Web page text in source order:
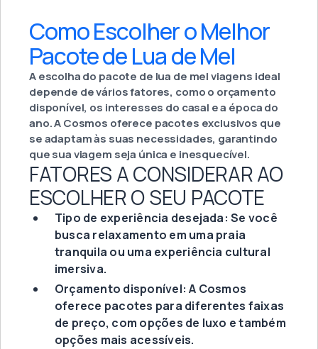
Como Escolher o Melhor
Pacote de Lua de Mel
A escolha do pacote de lua de mel viagens ideal
depende de vários fatores, como o orçamento
disponível, os interesses do casal e a época do
ano. A Cosmos oferece pacotes exclusivos que
se adaptam às suas necessidades, garantindo
que sua viagem seja única e inesquecível.
FATORES A CONSIDERAR AO
ESCOLHER O SEU PACOTE
Tipo de experiência desejada: Se você
busca relaxamento em uma praia
tranquila ou uma experiência cultural
imersiva.
Orçamento disponível: A Cosmos
oferece pacotes para diferentes faixas
de preço, com opções de luxo e também
opções mais acessíveis.